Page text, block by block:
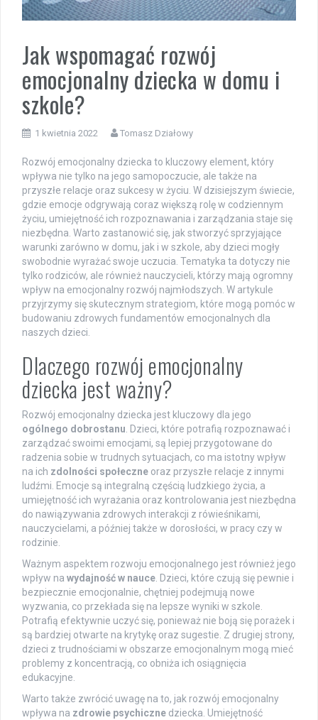
Jak wspomagać rozwój
emocjonalny dziecka w domu i
szkole?
1 kwietnia 2022 Tomasz Działowy
Rozwój emocjonalny dziecka to kluczowy element, który
wpływa nie tylko na jego samopoczucie, ale także na
przyszłe relacje oraz sukcesy w życiu. W dzisiejszym świecie,
gdzie emocje odgrywają coraz większą rolę w codziennym
życiu, umiejętność ich rozpoznawania i zarządzania staje się
niezbędna. Warto zastanowić się, jak stworzyć sprzyjające
warunki zarówno w domu, jak i w szkole, aby dzieci mogły
swobodnie wyrażać swoje uczucia. Tematyka ta dotyczy nie
tylko rodziców, ale również nauczycieli, którzy mają ogromny
wpływ na emocjonalny rozwój najmłodszych. W artykule
przyjrzymy się skutecznym strategiom, które mogą pomóc w
budowaniu zdrowych fundamentów emocjonalnych dla
naszych dzieci.
Dlaczego rozwój emocjonalny
dziecka jest ważny?
Rozwój emocjonalny dziecka jest kluczowy dla jego
ogólnego dobrostanu. Dzieci, które potrafią rozpoznawać i
zarządzać swoimi emocjami, są lepiej przygotowane do
radzenia sobie w trudnych sytuacjach, co ma istotny wpływ
na ich zdolności społeczne oraz przyszłe relacje z innymi
ludźmi. Emocje są integralną częścią ludzkiego życia, a
umiejętność ich wyrażania oraz kontrolowania jest niezbędna
do nawiązywania zdrowych interakcji z rówieśnikami,
nauczycielami, a później także w dorosłości, w pracy czy w
rodzinie.
Ważnym aspektem rozwoju emocjonalnego jest również jego
wpływ na wydajność w nauce. Dzieci, które czują się pewnie i
bezpiecznie emocjonalnie, chętniej podejmują nowe
wyzwania, co przekłada się na lepsze wyniki w szkole.
Potrafią efektywnie uczyć się, ponieważ nie boją się porażek i
są bardziej otwarte na krytykę oraz sugestie. Z drugiej strony,
dzieci z trudnościami w obszarze emocjonalnym mogą mieć
problemy z koncentracją, co obniża ich osiągnięcia
edukacyjne.
Warto także zwrócić uwagę na to, jak rozwój emocjonalny
wpływa na zdrowie psychiczne dziecka. Umiejętność